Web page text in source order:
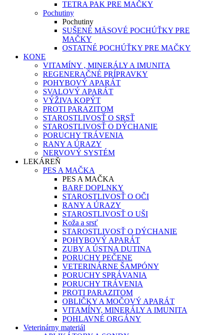
TETRA PAK PRE MAČKY
Pochutiny
Pochutiny
SUŠENÉ MÄSOVÉ POCHÚŤKY PRE
MAČKY
OSTATNÉ POCHÚŤKY PRE MAČKY
KONE
VITAMÍNY , MINERÁLY A IMUNITA
REGENERAČNÉ PRÍPRAVKY
POHYBOVÝ APARÁT
SVALOVÝ APARÁT
VÝŽIVA KOPÝT
PROTI PARAZITOM
STAROSTLIVOSŤ O SRSŤ
STAROSTLIVOSŤ O DÝCHANIE
PORUCHY TRÁVENIA
RANY A ÚRAZY
NERVOVÝ SYSTÉM
LEKÁREŇ
PES A MAČKA
PES A MAČKA
BARF DOPLNKY
STAROSTLIVOSŤ O OČI
RANY A ÚRAZY
STAROSTLIVOSŤ O UŠI
Koža a srsť
STAROSTLIVOSŤ O DÝCHANIE
POHYBOVÝ APARÁT
ZUBY A ÚSTNA DUTINA
PORUCHY PEČENE
VETERINÁRNE ŠAMPÓNY
PORUCHY SPRÁVANIA
PORUCHY TRÁVENIA
PROTI PARAZITOM
OBLIČKY A MOČOVÝ APARÁT
VITAMÍNY, MINERÁLY A IMUNITA
POHLAVNÉ ORGÁNY
Veterinárny materiál